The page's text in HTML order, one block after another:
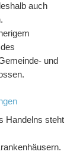
auch
und
Handelns steht